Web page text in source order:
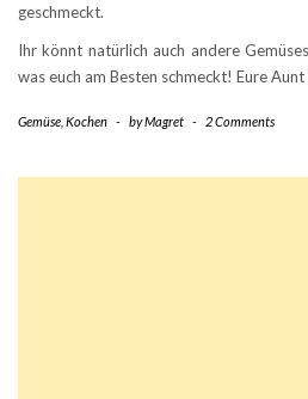
geschmeckt.
Ihr könnt natürlich auch andere
was euch am Besten schmeckt! Eure Aunt
Gemüse Kochen - byMagret - 2 Comments